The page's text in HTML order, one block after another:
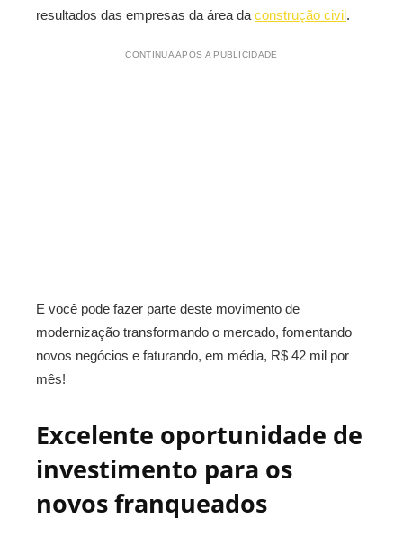
resultados das empresas da área da construção civil.
CONTINUA APÓS A PUBLICIDADE
E você pode fazer parte deste movimento de
modernização transformando o mercado, fomentando
novos negócios e faturando, em média, R$ 42 mil por
mês!
Excelente oportunidade de
investimento para os
novos franqueados